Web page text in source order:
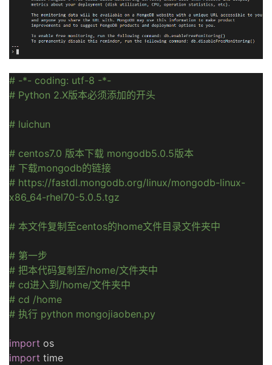
藏
# -*- coding: utf-8 -*-
# Python 2.X版本必须添加的开头
# luichun
# centos7.0 版本下载 mongodb5.0.5版本
# 下载mongodb的链接
# https://fastdl.mongodb.org/linux/mongodb-linux-
x86_64-rhel70-5.0.5.tgz
# 本文件复制至centos的home文件目录文件夹中
# 第一步
# 把本代码复制至/home/文件夹中
# cd进入到/home/文件夹中
# cd /home
# 执行 python mongojiaoben.py
import os
import time